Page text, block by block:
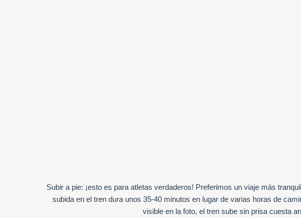
Subir a pie: ¡esto es para atletas verdaderos! Preferimos un viaje más
subida en el tren dura unos 35-40 minutos en lugar de varias horas de
visible en la foto, el tren sube sin prisa cuesta